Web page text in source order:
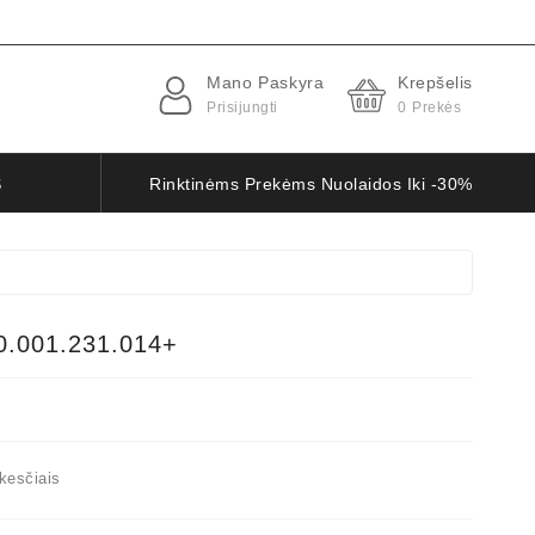
Mano Paskyra
Prisijungti
Krepšelis
0 Prekės
Rinktinėms Prekėms Nuolaidos Iki -30%